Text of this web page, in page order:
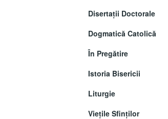
Disertații Doctorale
Dogmatică Catolică
În Pregătire
Istoria Bisericii
Liturgie
Vieţile Sfinţilor